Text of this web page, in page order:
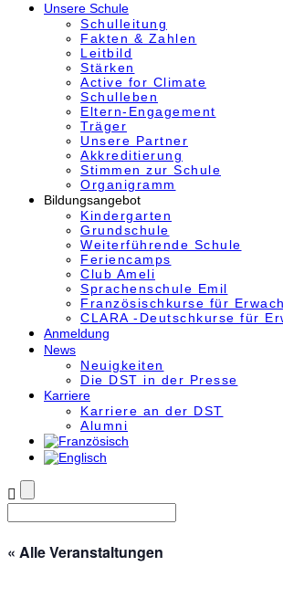
Unsere Schule
Schulleitung
Fakten & Zahlen
Leitbild
Stärken
Active for Climate
Schulleben
Eltern-Engagement
Träger
Unsere Partner
Akkre­di­tier­ung
Stimmen zur Schule
Organigramm
Bildungsangebot
Kindergarten
Grundschule
Weiterführende Schule
Feriencamps
Club Ameli
Sprachenschule Emil
Französischkurse für
CLARA -Deutschkurse für
Anmeldung
News
Neuigkeiten
Die DST in der Presse
Karriere
Karriere an der DST
Alumni
« Alle Veranstaltungen